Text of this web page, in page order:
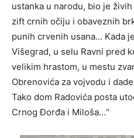
ustanka u narodu, bio je
zift crnih očiju i obaveznih
punih crvenih usana… Kada
Višegrad, u selu Ravni pred
velikim hrastom, u mestu
Obrenovića za vojvodu i
Tako dom Radovića posta
Crnog Đorđa i Miloša…“